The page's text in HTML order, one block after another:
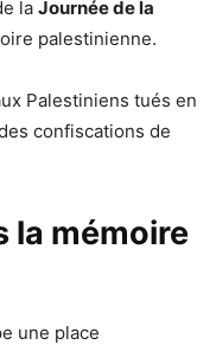
la Journée de la
palestinienne.
Palestiniens tués en
confiscations de
la mémoire
une place